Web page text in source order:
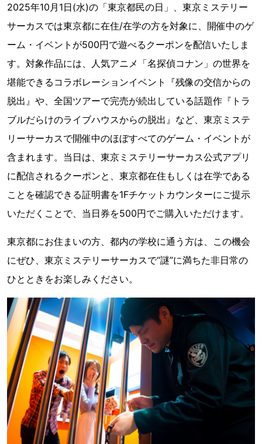
2025年10月1日(水)の「東京都民の日」、東京ミステリー
サーカスでは東京都に在住/在学の方を対象に、開催中のゲ
ーム・イベントが500円で遊べるクーポンを配信いたしま
す。対象作品には、人気アニメ「名探偵コナン」の世界を
堪能できるコラボレーションイベント『残像の交信からの
脱出』や、全国ツアーで完売が続出している話題作『トラ
ブルだらけのライブハウスからの脱出』など、東京ミステ
リーサーカスで開催中のほぼすべてのゲーム・イベントが
含まれます。当日は、東京ミステリーサーカス公式アプリ
に配信されるクーポンと、東京都在住もしくは在学である
ことを確認できる証明書を1Fチケットカウンターにご提示
いただくことで、当日券を500円でご購入いただけます。
東京都にお住まいの方、都内の学校に通う方は、この機会
にぜひ、東京ミステリーサーカスで“謎”に満ちた非日常の
ひとときをお楽しみください。